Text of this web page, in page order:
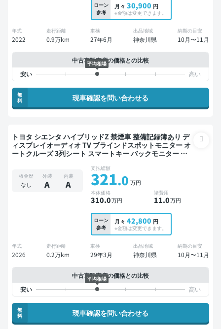
ローン
参考
月々 30,900 円
※金額は変更できます。
年式
2022
走行距離
0.9万km
車検
27年6月
出品地域
神奈川県
納期の目安
10月〜11月
中古車販売店の価格との比較
平均相場
無
料
現車確認を問い合わせる
トヨタ シエンタ ハイブリッドZ 禁煙車 整備記録簿あり デ
ィスプレイオーディオ TV ブラインドスポットモニター オ
ートクルーズ 3列シート スマートキー バックモニター ド
板金歴
なし
外装
A
内装
A
支払総額
321.0 万円
本体価格
310.0万円
諸費用
11.0万円
ローン
参考
月々 42,800 円
※金額は変更できます。
年式
2026
走行距離
0.2万km
車検
29年3月
出品地域
神奈川県
納期の目安
10月〜11月
中古車販売店の価格との比較
平均相場
無
料
現車確認を問い合わせる